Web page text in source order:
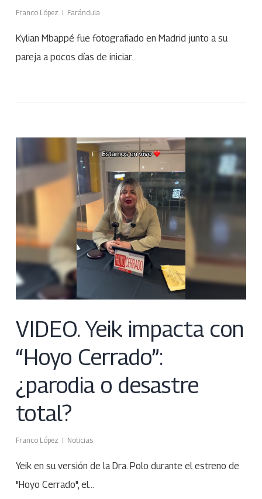
Franco López Farándula
Kylian Mbappé fue fotografiado en Madrid junto a su
pareja a pocos días de iniciar…
VIDEO. Yeik impacta con
“Hoyo Cerrado”:
¿parodia o desastre
total?
Franco López Noticias
Yeik en su versión de la Dra. Polo durante el estreno de
"Hoyo Cerrado", el…